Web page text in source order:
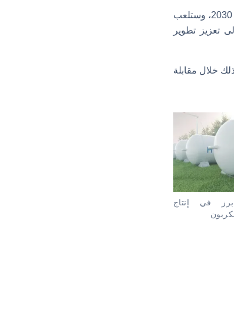
هذه الخطوة ستسهم بشكل كبير في تحقيق هدف عمان المتمثل في إنتاج مليون طن سنويًّا بحلول عام 2030، وستلعب
تعزيز تطوير
الحضرمي إلى أنها تبلغ 38 مليار دولار، وذلك خلال مقابلة
في إنتاج